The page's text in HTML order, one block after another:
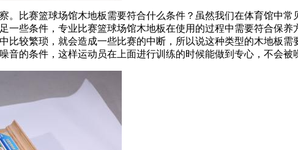
比赛篮球场馆木地板需要符合什么条件？虽然我们在体育馆中常
一些条件，专业比赛篮球场馆木地板在使用的过程中需要符合保
比较繁琐，就会造成一些比赛的中断，所以说这种类型的木地板
的条件，这样运动员在上面进行训练的时候能做到专心，不会被